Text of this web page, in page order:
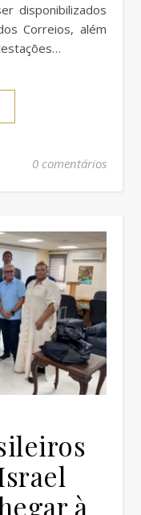
disponibilizados
Correios, além
0 comentários
à